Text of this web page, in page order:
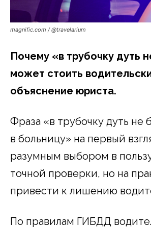
magnific.com / @travelarium
Почему «в трубочку дуть
может стоить
объяснение юриста.
Фраза «в трубочку дуть не
в больницу» на первый
разумным выбором в
точной проверки, но на
привести к лишению
По правилам ГИБДД